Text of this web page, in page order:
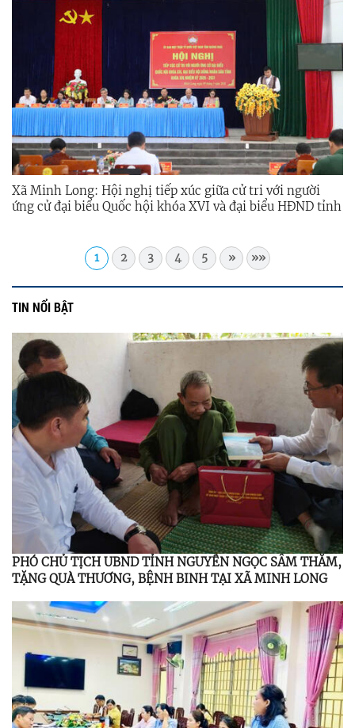
Xã Minh Long: Hội nghị tiếp xúc giữa cử tri với người
ứng cử đại biểu Quốc hội khóa XVI và đại biểu HĐND tỉnh
1 2 3 4 5 » »»
TIN NỔI BẬT
PHÓ CHỦ TỊCH UBND TỈNH NGUYỄN NGỌC SÂM THĂM,
TẶNG QUÀ THƯƠNG, BỆNH BINH TẠI XÃ MINH LONG